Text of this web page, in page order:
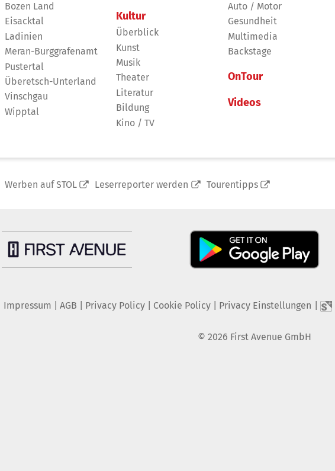
Bozen Land
Eisacktal
Ladinien
Meran-Burggrafenamt
Pustertal
Überetsch-Unterland
Vinschgau
Wipptal
Kultur
Überblick
Kunst
Musik
Theater
Literatur
Bildung
Kino / TV
Auto / Motor
Gesundheit
Multimedia
Backstage
OnTour
Videos
Werben auf STOL Leserreporter werden Tourentipps
Impressum AGB Privacy Policy| Cookie Policy| Privacy Einstellungen
© 2026 First Avenue GmbH